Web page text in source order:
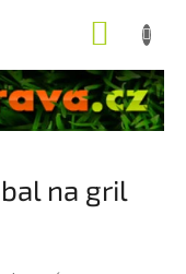
na gril